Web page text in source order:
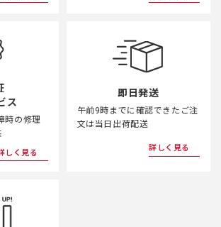
ス
時の修理
しく見る
即日発送
午前9時までに確認できたご注
文は当日出荷配送
詳しく見る